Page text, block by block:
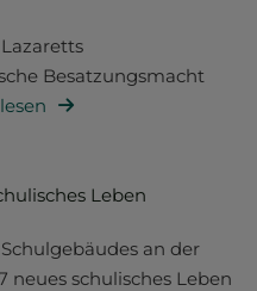
Besatzungsmacht
an der
neues schulisches Leben